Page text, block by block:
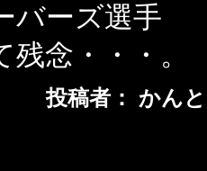
バーズ選手
残念・・・。
投稿者： かん